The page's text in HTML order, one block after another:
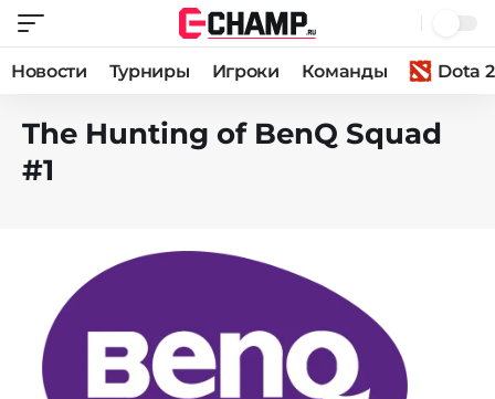
Новости Турниры Игроки Команды Dota 2
The Hunting of BenQ Squad
#1